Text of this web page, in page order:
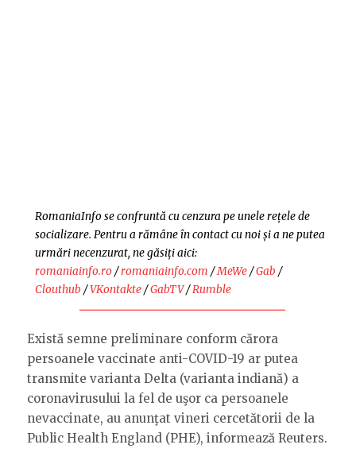
RomaniaInfo se confruntă cu cenzura pe unele rețele de
socializare. Pentru a rămâne în contact cu noi și a ne putea
urmări necenzurat, ne găsiți aici:
romaniainfo.ro/romaniainfo.com /MeWe/Gab /
Clouthub /VKontakte/GabTV/Rumble
Există semne preliminare conform cărora
persoanele vaccinate anti-COVID-19 ar putea
transmite varianta Delta (varianta indiană) a
coronavirusului la fel de uşor ca persoanele
nevaccinate, au anunţat vineri cercetătorii de la
Public Health England (PHE), informează Reuters.